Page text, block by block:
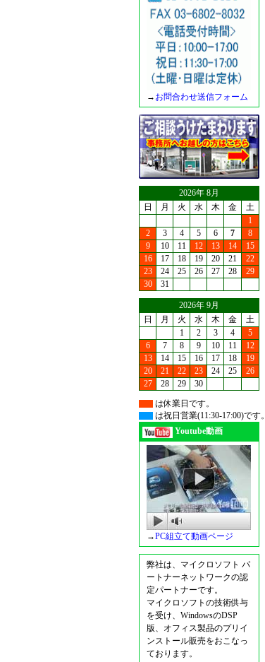
→ お問合わせ送信フォーム
2026年 8月
日
月 火 水 木 金
土
1
2
3 4 5 6 7
8
9
10 11 12 13 14
15
16
17 18 19 20 21
22
23
24 25 26 27 28
29
30
31
2026年 9月
日
月 火 水 木 金
土
1
2 3 4
5
6
7 8 9 10 11
12
13
14 15 16 17 18
19
20
21 22 23 24 25
26
27
28 29
30
は休業日です。
は祝日営業(11:30-17:00)です。
Youtube動画
→PC組立て動画ページ
弊社は、マイクロソフト パ
ートナーネットワークの認
定パートナーです。
マイクロソフトの技術供与
を受け、WindowsのDSP
版、オフィス製品のプリイ
ンストール販売をおこなっ
ております。